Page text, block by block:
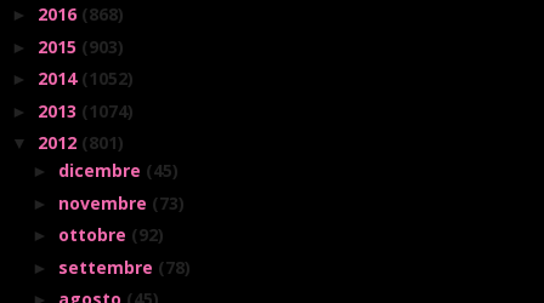
► 2016 (868)
► 2015 (903)
► 2014 (1052)
► 2013 (1074)
▼ 2012 (801)
► dicembre (45)
► novembre (73)
► ottobre (92)
► settembre (78)